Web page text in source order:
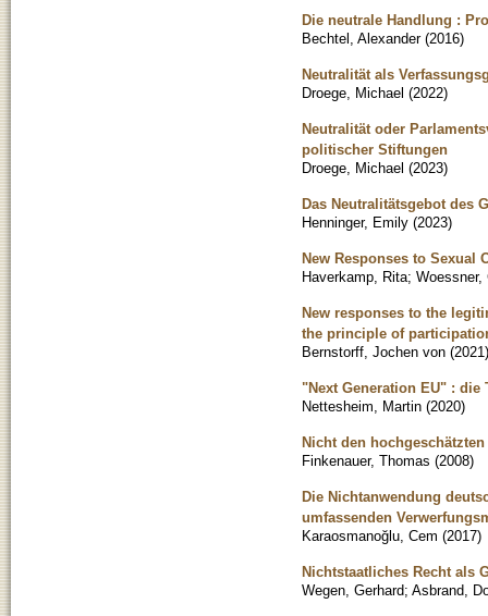
Die neutrale Handlung :
Bechtel, Alexander (2016)
Neutralität als
Droege, Michael (2022)
Neutralität oder
politischer Stiftungen
Droege, Michael (2023)
Das Neutralitätsgebot des
Henninger, Emily (2023)
New Responses to Sexual
Haverkamp, Rita; Woessner,
New responses to the
the principle of
Bernstorff, Jochen von (2021)
"Next Generation EU" : die
Nettesheim, Martin (2020)
Nicht den
Finkenauer, Thomas (2008)
Die Nichtanwendung
umfassenden
Karaosmanoğlu, Cem (2017)
Nichtstaatliches Recht als
Wegen, Gerhard; Asbrand,